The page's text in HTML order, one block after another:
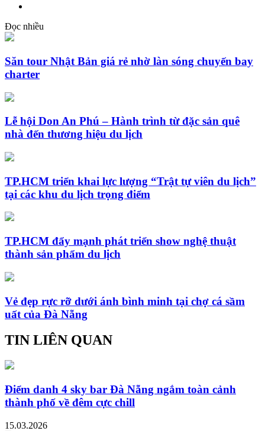
Đọc nhiều
Săn tour Nhật Bản giá rẻ nhờ làn sóng chuyến bay
charter
Lễ hội Don An Phú – Hành trình từ đặc sản quê
nhà đến thương hiệu du lịch
TP.HCM triển khai lực lượng “Trật tự viên du lịch”
tại các khu du lịch trọng điểm
TP.HCM đẩy mạnh phát triển show nghệ thuật
thành sản phẩm du lịch
Vẻ đẹp rực rỡ dưới ánh bình minh tại chợ cá sầm
uất của Đà Nẵng
TIN LIÊN QUAN
Điểm danh 4 sky bar Đà Nẵng ngắm toàn cảnh
thành phố về đêm cực chill
15.03.2026